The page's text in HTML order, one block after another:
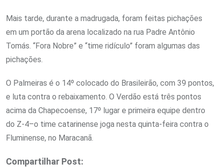
Mais tarde, durante a madrugada, foram feitas pichações
em um portão da arena localizado na rua Padre Antônio
Tomás. “Fora Nobre” e “time ridículo” foram algumas das
pichações.
O Palmeiras é o 14º colocado do Brasileirão, com 39 pontos,
e luta contra o rebaixamento. O Verdão está três pontos
acima da Chapecoense, 17º lugar e primeira equipe dentro
do Z-4–o time catarinense joga nesta quinta-feira contra o
Fluminense, no Maracanã.
Compartilhar Post: